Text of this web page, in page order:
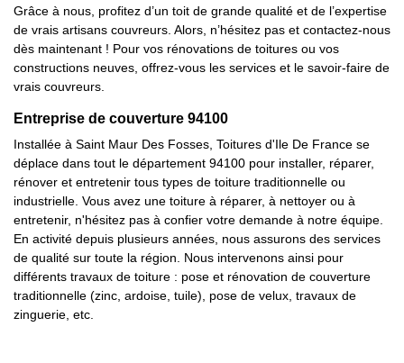
Grâce à nous, profitez d’un toit de grande qualité et de l’expertise
de vrais artisans couvreurs. Alors, n’hésitez pas et contactez-nous
dès maintenant ! Pour vos rénovations de toitures ou vos
constructions neuves, offrez-vous les services et le savoir-faire de
vrais couvreurs.
Entreprise de couverture 94100
Installée à Saint Maur Des Fosses, Toitures d'Ile De France se
déplace dans tout le département 94100 pour installer, réparer,
rénover et entretenir tous types de toiture traditionnelle ou
industrielle. Vous avez une toiture à réparer, à nettoyer ou à
entretenir, n'hésitez pas à confier votre demande à notre équipe.
En activité depuis plusieurs années, nous assurons des services
de qualité sur toute la région. Nous intervenons ainsi pour
différents travaux de toiture : pose et rénovation de couverture
traditionnelle (zinc, ardoise, tuile), pose de velux, travaux de
zinguerie, etc.